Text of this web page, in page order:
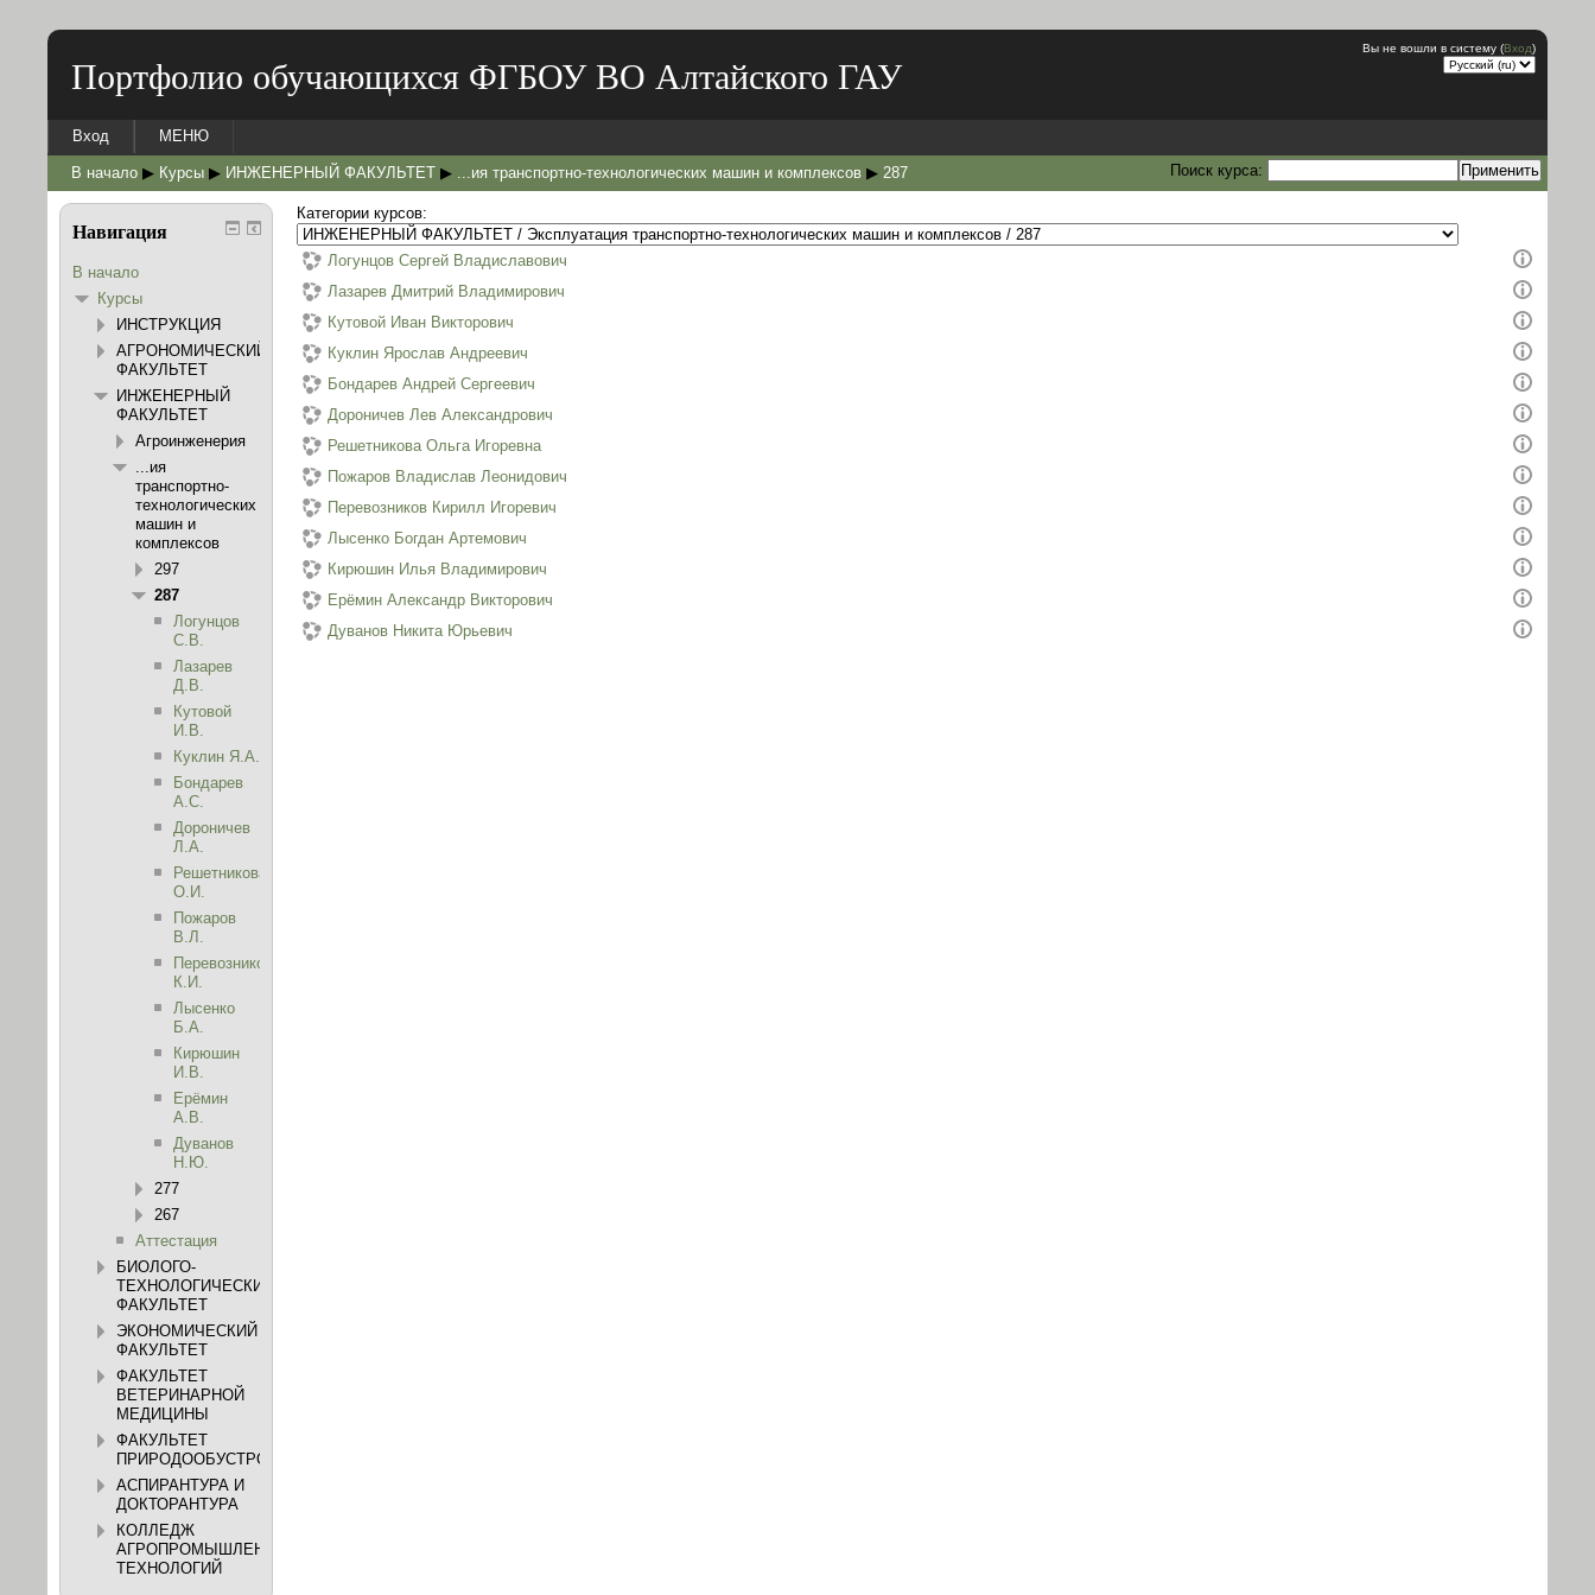
Портфолио обучающихся ФГБОУ ВО Алтайского ГАУ
Вы не вошли в систему (Вход)
Вход МЕНЮ
В начало ▶ Курсы ▶ ИНЖЕНЕРНЫЙ ФАКУЛЬТЕТ ▶ ...ия транспортно-технологических машин и комплексов▶ 287 Поиск курса:
Категории курсов:
Логунцов Сергей Владиславович
Лазарев Дмитрий Владимирович
Кутовой Иван Викторович
Куклин Ярослав Андреевич
Бондарев Андрей Сергеевич
Дороничев Лев Александрович
Решетникова Ольга Игоревна
Пожаров Владислав Леонидович
Перевозников Кирилл Игоревич
Лысенко Богдан Артемович
Кирюшин Илья Владимирович
Ерёмин Александр Викторович
Дуванов Никита Юрьевич
Навигация
В начало
Курсы
ИНСТРУКЦИЯ
АГРОНОМИЧЕСКИЙ
ФАКУЛЬТЕТ
ИНЖЕНЕРНЫЙ
ФАКУЛЬТЕТ
Агроинженерия
...ия
транспортно-
технологических
машин и
комплексов
297
287
Логунцов
С.В.
Лазарев
Д.В.
Кутовой
И.В.
Куклин Я.А.
Бондарев
А.С.
Дороничев
Л.А.
Решетникова
О.И.
Пожаров
В.Л.
Перевозников
К.И.
Лысенко
Б.А.
Кирюшин
И.В.
Ерёмин
А.В.
Дуванов
Н.Ю.
277
267
Аттестация
БИОЛОГО-
ТЕХНОЛОГИЧЕСКИЙ
ФАКУЛЬТЕТ
ЭКОНОМИЧЕСКИЙ
ФАКУЛЬТЕТ
ФАКУЛЬТЕТ
ВЕТЕРИНАРНОЙ
МЕДИЦИНЫ
ФАКУЛЬТЕТ
ПРИРОДООБУСТРОЙСТВА
АСПИРАНТУРА И
ДОКТОРАНТУРА
КОЛЛЕДЖ
АГРОПРОМЫШЛЕННЫХ
ТЕХНОЛОГИЙ